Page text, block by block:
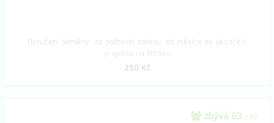
250 Kč
zbývá 63 z 80